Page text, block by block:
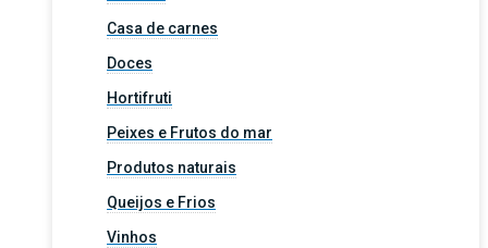
Casa de carnes
Doces
Hortifruti
Peixes e Frutos do mar
Produtos naturais
Queijos e Frios
Vinhos